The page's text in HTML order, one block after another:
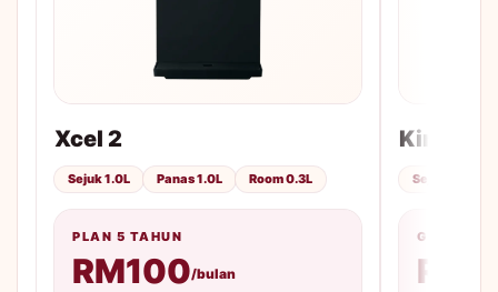
Xcel 2
Sejuk 1.0L Panas 1.0L Room 0.3L
PLAN 5 TAHUN
RM100/bulan
King
Sejuk 1.0L
GOOD